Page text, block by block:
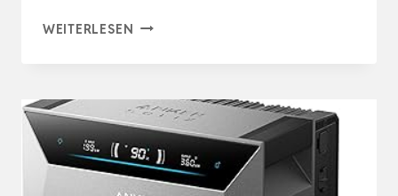
WEITERLESEN ROYOUZI
ALU
15-
30°
VERSTELLBARE